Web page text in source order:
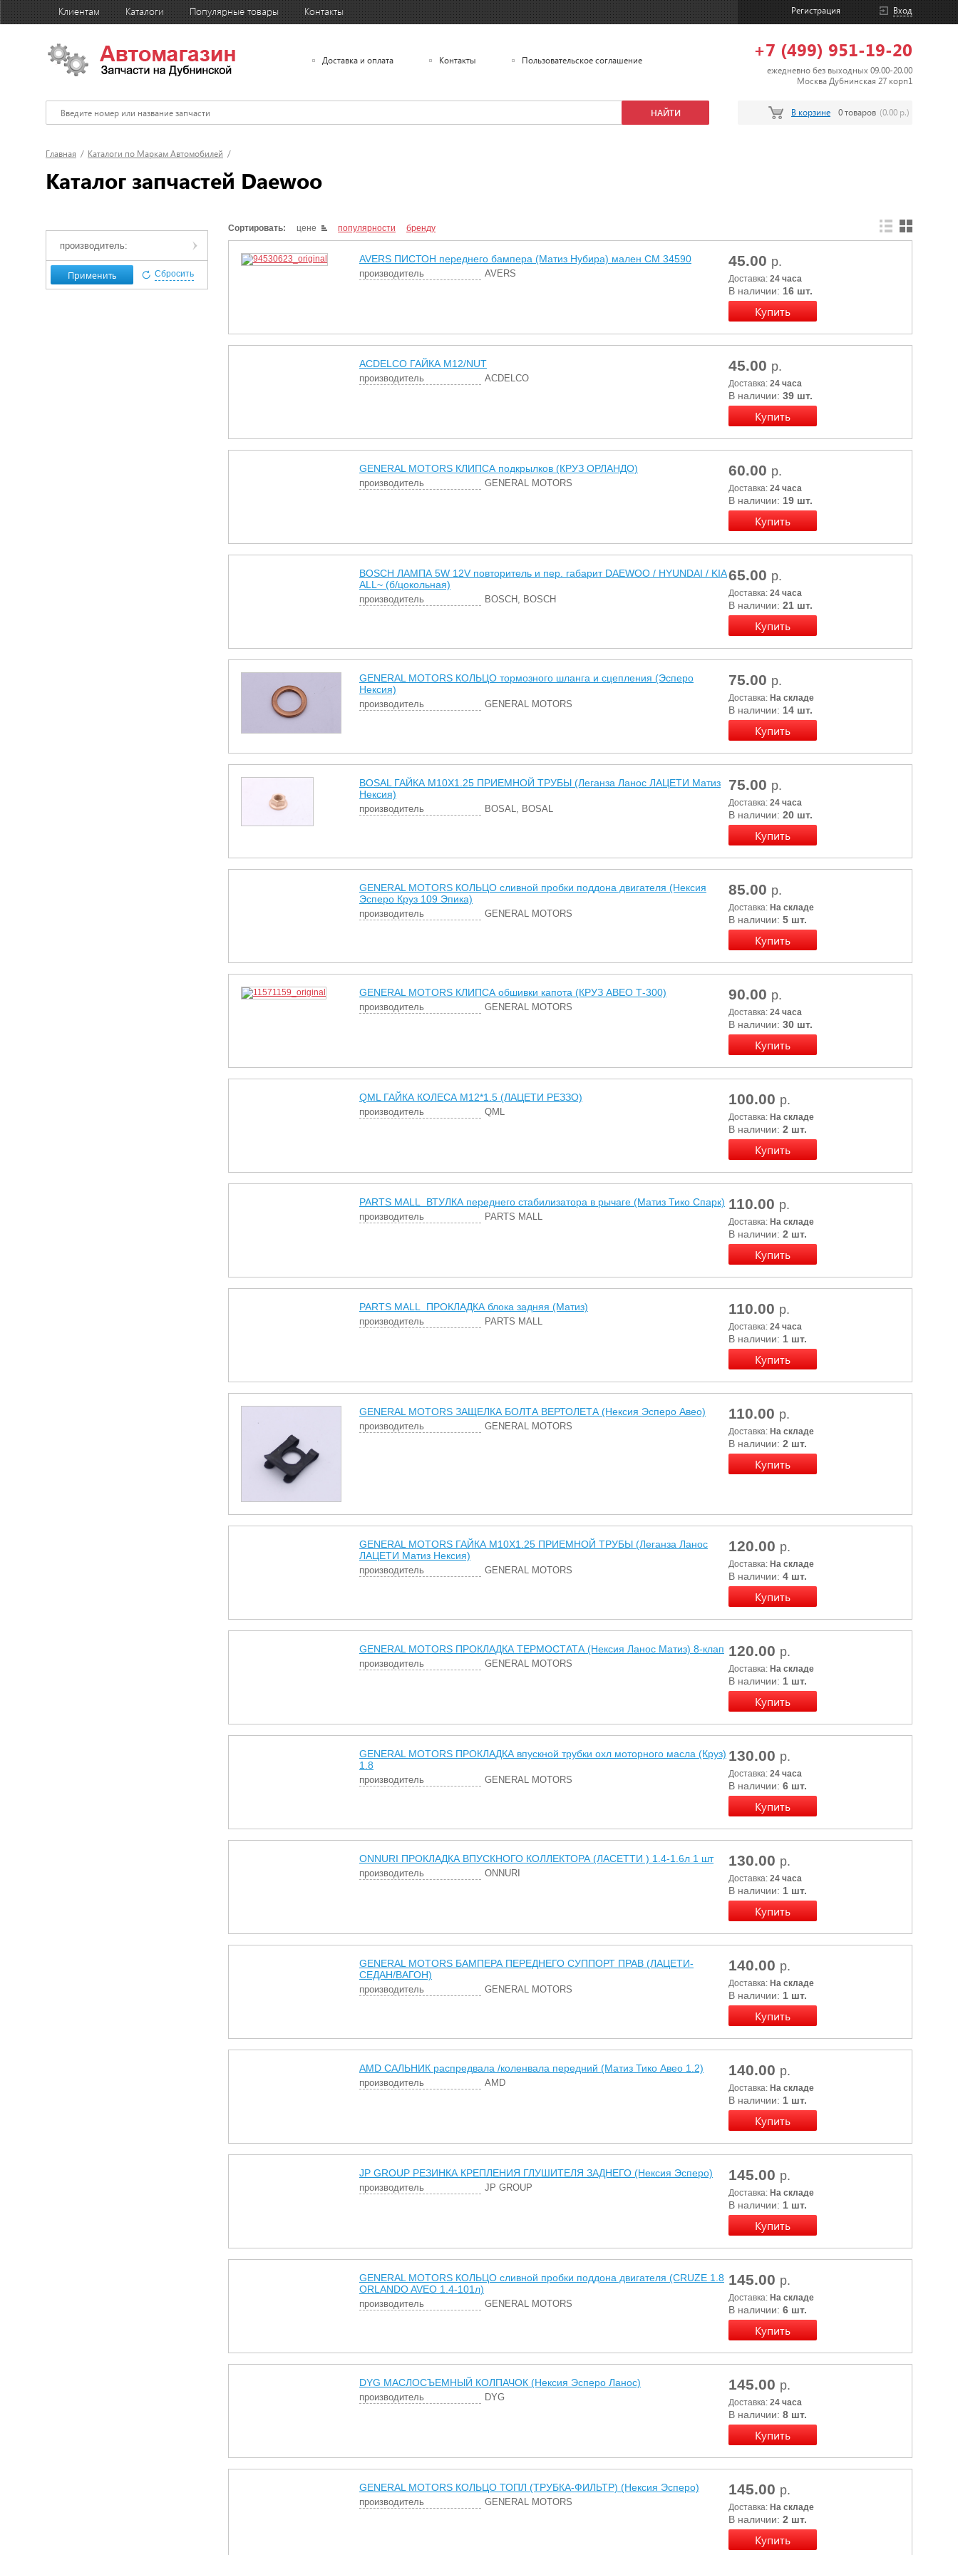
Клиентам Каталоги Популярные товары Контакты Вход
Регистрация
Доставка и оплата Контакты Пользовательское соглашение +7 (499) 951-19-20
ежедневно без выходных 09.00-20.00
Москва Дубнинская 27 корп1
В корзине 0 товаров (0.00 р.)
Главная / Каталоги по Маркам Автомобилей /
Каталог запчастей Daewoo
производитель:
Применить Сбросить
Сортировать: цене популярности бренду
AVERS ПИСТОН переднего бампера (Матиз Нубира) мален СМ 34590
производитель AVERS
45.00 р.
Доставка: 24 часа
В наличии: 16 шт.
ACDELCO ГАЙКА М12/NUT
производитель ACDELCO
45.00 р.
Доставка: 24 часа
В наличии: 39 шт.
GENERAL MOTORS КЛИПСА подкрылков (КРУЗ ОРЛАНДО)
производитель GENERAL MOTORS
60.00 р.
Доставка: 24 часа
В наличии: 19 шт.
BOSCH ЛАМПА 5W 12V повторитель и пер. габарит DAEWOO / HYUNDAI / KIA
ALL~ (б/цокольная)
производитель BOSCH, BOSCH
65.00 р.
Доставка: 24 часа
В наличии: 21 шт.
GENERAL MOTORS КОЛЬЦО тормозного шланга и сцепления (Эсперо
Нексия)
производитель GENERAL MOTORS
75.00 р.
Доставка: На складе
В наличии: 14 шт.
BOSAL ГАЙКА М10Х1.25 ПРИЕМНОЙ ТРУБЫ (Леганза Ланос ЛАЦЕТИ Матиз
Нексия)
производитель BOSAL, BOSAL
75.00 р.
Доставка: 24 часа
В наличии: 20 шт.
GENERAL MOTORS КОЛЬЦО сливной пробки поддона двигателя (Нексия
Эсперо Круз 109 Эпика)
производитель GENERAL MOTORS
85.00 р.
Доставка: На складе
В наличии: 5 шт.
GENERAL MOTORS КЛИПСА обшивки капота (КРУЗ АВЕО Т-300)
производитель GENERAL MOTORS
90.00 р.
Доставка: 24 часа
В наличии: 30 шт.
QML ГАЙКА КОЛЕСА М12*1.5 (ЛАЦЕТИ РЕЗЗО)
производитель QML
100.00 р.
Доставка: На складе
В наличии: 2 шт.
PARTS MALL ВТУЛКА переднего стабилизатора в рычаге (Матиз Тико Спарк)
производитель PARTS MALL
110.00 р.
Доставка: На складе
В наличии: 2 шт.
PARTS MALL ПРОКЛАДКА блока задняя (Матиз)
производитель PARTS MALL
110.00 р.
Доставка: 24 часа
В наличии: 1 шт.
GENERAL MOTORS ЗАЩЕЛКА БОЛТА ВЕРТОЛЕТА (Нексия Эсперо Авео)
производитель GENERAL MOTORS
110.00 р.
Доставка: На складе
В наличии: 2 шт.
GENERAL MOTORS ГАЙКА М10Х1.25 ПРИЕМНОЙ ТРУБЫ (Леганза Ланос
ЛАЦЕТИ Матиз Нексия)
производитель GENERAL MOTORS
120.00 р.
Доставка: На складе
В наличии: 4 шт.
GENERAL MOTORS ПРОКЛАДКА ТЕРМОСТАТА (Нексия Ланос Матиз) 8-клап
производитель GENERAL MOTORS
120.00 р.
Доставка: На складе
В наличии: 1 шт.
GENERAL MOTORS ПРОКЛАДКА впускной трубки охл моторного масла (Круз)
1.8
производитель GENERAL MOTORS
130.00 р.
Доставка: 24 часа
В наличии: 6 шт.
ONNURI ПРОКЛАДКА ВПУСКНОГО КОЛЛЕКТОРА (ЛАСЕТТИ ) 1.4-1.6л 1 шт
производитель ONNURI
130.00 р.
Доставка: 24 часа
В наличии: 1 шт.
GENERAL MOTORS БАМПЕРА ПЕРЕДНЕГО СУППОРТ ПРАВ (ЛАЦЕТИ-
СЕДАН/ВАГОН)
производитель GENERAL MOTORS
140.00 р.
Доставка: На складе
В наличии: 1 шт.
AMD САЛЬНИК распредвала /коленвала передний (Матиз Тико Авео 1.2)
производитель AMD
140.00 р.
Доставка: На складе
В наличии: 1 шт.
JP GROUP РЕЗИНКА КРЕПЛЕНИЯ ГЛУШИТЕЛЯ ЗАДНЕГО (Нексия Эсперо)
производитель JP GROUP
145.00 р.
Доставка: На складе
В наличии: 1 шт.
GENERAL MOTORS КОЛЬЦО сливной пробки поддона двигателя (CRUZE 1.8
ORLANDO AVEO 1.4-101л)
производитель GENERAL MOTORS
145.00 р.
Доставка: На складе
В наличии: 6 шт.
DYG МАСЛОСЪЕМНЫЙ КОЛПАЧОК (Нексия Эсперо Ланос)
производитель DYG
145.00 р.
Доставка: 24 часа
В наличии: 8 шт.
GENERAL MOTORS КОЛЬЦО ТОПЛ (ТРУБКА-ФИЛЬТР) (Нексия Эсперо)
производитель GENERAL MOTORS
145.00 р.
Доставка: На складе
В наличии: 2 шт.